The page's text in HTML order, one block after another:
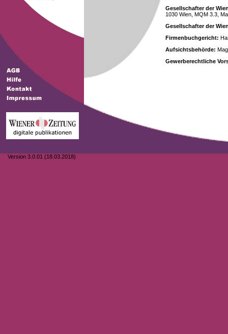
Version 3.0.01 (18.03.2018)
Gesellschafter der
1030 Wien, MQM 3.3,
Gesellschafter der
Firmenbuchgericht:
Aufsichtsbehörde:
Gewerberechtliche